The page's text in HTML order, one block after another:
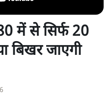
में से सिर्फ 20
बिखर जाएगी